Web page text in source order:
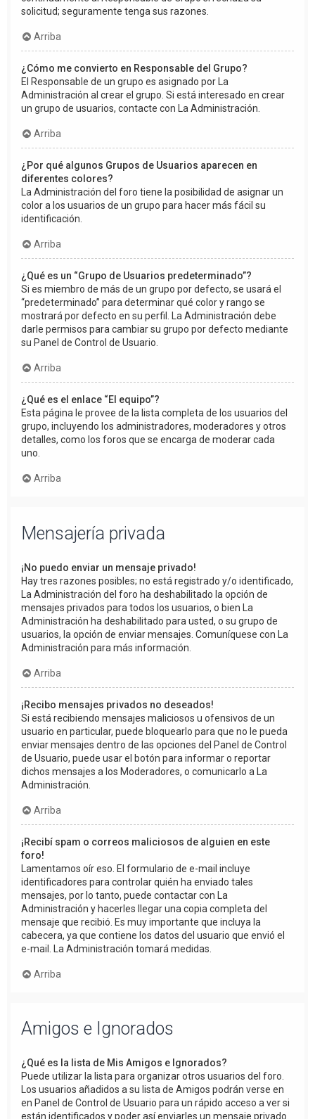
solicitud; seguramente tenga sus razones.
Arriba
¿Cómo me convierto en Responsable del Grupo?
El Responsable de un grupo es asignado por La
Administración al crear el grupo. Si está interesado en crear
un grupo de usuarios, contacte con La Administración.
Arriba
¿Por qué algunos Grupos de Usuarios aparecen en
diferentes colores?
La Administración del foro tiene la posibilidad de asignar un
color a los usuarios de un grupo para hacer más fácil su
identificación.
Arriba
¿Qué es un “Grupo de Usuarios predeterminado”?
Si es miembro de más de un grupo por defecto, se usará el
“predeterminado” para determinar qué color y rango se
mostrará por defecto en su perfil. La Administración debe
darle permisos para cambiar su grupo por defecto mediante
su Panel de Control de Usuario.
Arriba
¿Qué es el enlace “El equipo”?
Esta página le provee de la lista completa de los usuarios del
grupo, incluyendo los administradores, moderadores y otros
detalles, como los foros que se encarga de moderar cada
uno.
Arriba
Mensajería privada
¡No puedo enviar un mensaje privado!
Hay tres razones posibles; no está registrado y/o identificado,
La Administración del foro ha deshabilitado la opción de
mensajes privados para todos los usuarios, o bien La
Administración ha deshabilitado para usted, o su grupo de
usuarios, la opción de enviar mensajes. Comuníquese con La
Administración para más información.
Arriba
¡Recibo mensajes privados no deseados!
Si está recibiendo mensajes maliciosos u ofensivos de un
usuario en particular, puede bloquearlo para que no le pueda
enviar mensajes dentro de las opciones del Panel de Control
de Usuario, puede usar el botón para informar o reportar
dichos mensajes a los Moderadores, o comunicarlo a La
Administración.
Arriba
¡Recibí spam o correos maliciosos de alguien en este
foro!
Lamentamos oír eso. El formulario de e-mail incluye
identificadores para controlar quién ha enviado tales
mensajes, por lo tanto, puede contactar con La
Administración y hacerles llegar una copia completa del
mensaje que recibió. Es muy importante que incluya la
cabecera, ya que contiene los datos del usuario que envió el
e-mail. La Administración tomará medidas.
Arriba
Amigos e Ignorados
¿Qué es la lista de Mis Amigos e Ignorados?
Puede utilizar la lista para organizar otros usuarios del foro.
Los usuarios añadidos a su lista de Amigos podrán verse en
en Panel de Control de Usuario para un rápido acceso a ver si
están identificados y poder así enviarles un mensaje privado.